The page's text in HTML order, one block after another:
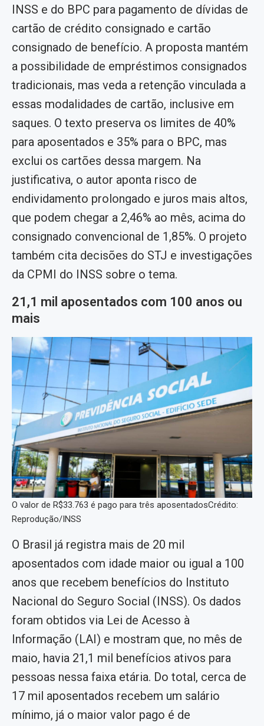
INSS e do BPC para pagamento de dívidas de
cartão de crédito consignado e cartão
consignado de benefício. A proposta mantém
a possibilidade de empréstimos consignados
tradicionais, mas veda a retenção vinculada a
essas modalidades de cartão, inclusive em
saques. O texto preserva os limites de 40%
para aposentados e 35% para o BPC, mas
exclui os cartões dessa margem. Na
justificativa, o autor aponta risco de
endividamento prolongado e juros mais altos,
que podem chegar a 2,46% ao mês, acima do
consignado convencional de 1,85%. O projeto
também cita decisões do STJ e investigações
da CPMI do INSS sobre o tema.
21,1 mil aposentados com 100 anos ou
mais
O valor de R$33.763 é pago para três aposentadosCrédito:
Reprodução/INSS
O Brasil já registra mais de 20 mil
aposentados com idade maior ou igual a 100
anos que recebem benefícios do Instituto
Nacional do Seguro Social (INSS). Os dados
foram obtidos via Lei de Acesso à
Informação (LAI) e mostram que, no mês de
maio, havia 21,1 mil benefícios ativos para
pessoas nessa faixa etária. Do total, cerca de
17 mil aposentados recebem um salário
mínimo, já o maior valor pago é de